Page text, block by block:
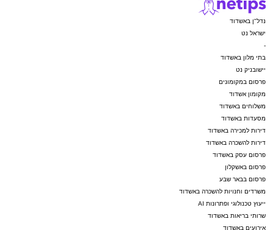
נדל"ן באשדוד
ישראל נט
-
בתי מלון באשדוד
יישובניק נט
פרסום במקומונים
מקומון אשדוד
משלוחים באשדוד
מסעדות באשדוד
דירות למכירה באשדוד
דירות להשכרה באשדוד
פרסום עסק באשדוד
פרסום באשקלון
פרסום בבאר שבע
משרדים וחנויות להשכרה באשדוד
ייעוץ טכנולוגי ופתרונות AI
שרותי בריאות באשדוד
אירועים באשדוד